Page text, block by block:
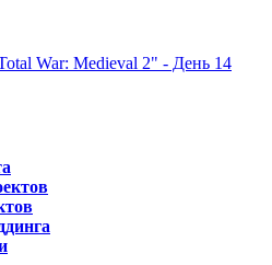
War: Medieval 2" - День 14